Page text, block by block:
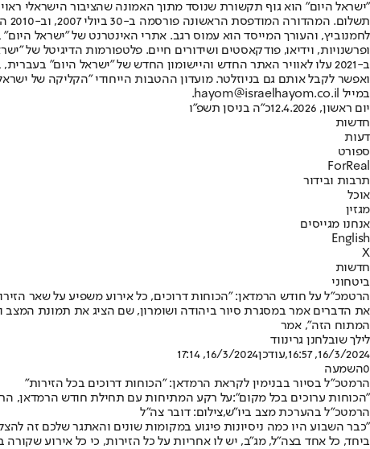
"ישראל היום" הוא גוף תקשורת שנוסד מתוך האמונה שהציבור הישראלי
ופרשנויות, וידיאו, פודקאסטים ושידורים חיים. פלטפורמות הדיגיטל של
ב-2021 עלו לאוויר האתר החדש והיישומון החדש של "ישראל היום"
ואפשר לקבל אותם גם בניוזלטר. מועדון ההטבות הייחודי "הקליקה של
במייל hayom@israelhayom.co.il.
יום ראשון, 12.4.2026
כ"ה בניסן תשפ"ו
חדשות
דעות
ספורט
ForReal
תרבות ובידור
אוכל
מגזין
אנחנו מגייסים
English
X
חדשות
ביטחוני
הרטמכ"ל על חודש הרמדאן: "הכוחות דרוכים, כל אירוע משפיע על שאר
את הדברים אמר במסגרת סיור ביהודה ושומרון, שם הציג את תמונת
המתוח הזה", אמר
לילך שובלחנן גרינווד
16/3/2024, 16:57
,עודכן16/3/2024, 17:14
0השמעה
הרמטכ"ל בסיור בבנימין לקראת הרמדאן: "הכוחות דרוכים בכל הזירות"
"הכוחות ערוכים בכל מקום":על רקע המתיחות עם תחילת חודש הרמדאן,
הרמטכ"ל בהערכת מצב ביו"ש,צילום: דובר צה"ל
״כבר השבוע היו כמה ניסיונות פיגוע במקומות שונים והאתגר שלכם זה
ביחד, כל אחד בצה״ל, מג״ב, יש לו אחריות על כל הזירות, כי כל אירוע